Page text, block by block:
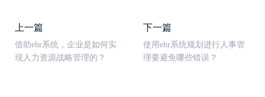
上一篇
借助ehr系统，企业是如何实
现人力资源战略管理的？
下一篇
使用ehr系统规划进行人事管
理要避免哪些错误？